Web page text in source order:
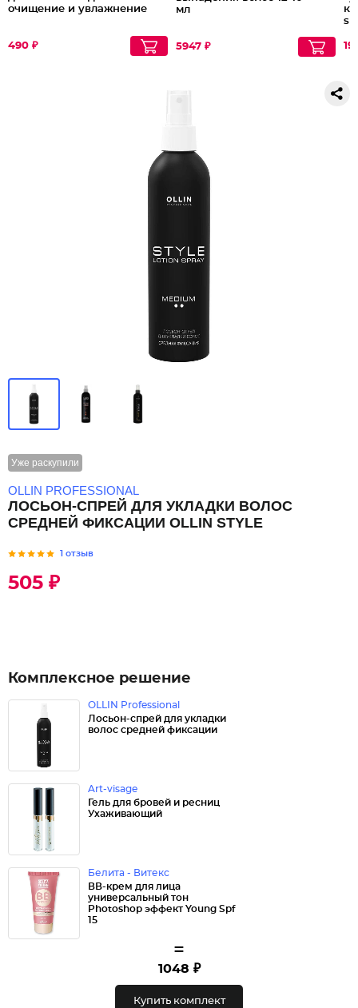
очищение и увлажнение
490 ₽
мл
5947 ₽
Уже раскупили
OLLIN PROFESSIONAL
ЛОСЬОН-СПРЕЙ ДЛЯ УКЛАДКИ ВОЛОС
СРЕДНЕЙ ФИКСАЦИИ OLLIN STYLE
1 отзыв
505 ₽
Комплексное решение
OLLIN Professional
Лосьон-спрей для укладки
волос средней фиксации
Art-visage
Гель для бровей и ресниц
Ухаживающий
Белита - Витекс
ВВ-крем для лица
универсальный тон
Photoshop эффект Young Spf
15
=
1048 ₽
Купить комплект